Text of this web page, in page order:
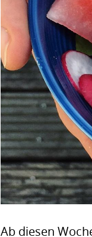
Ab diesen